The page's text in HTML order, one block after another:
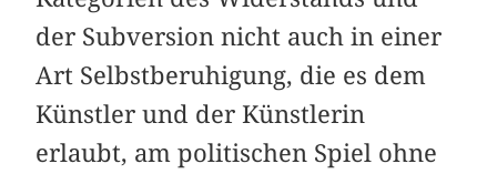
der Subversion nicht auch in einer
Art Selbstberuhigung, die es dem
Künstler und der Künstlerin
erlaubt, am politischen Spiel ohne